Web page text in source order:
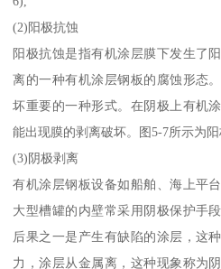
(2)阳极抗蚀
阳极抗蚀是指有机涂层膜下发生了
离的一种有机涂层钢板的腐蚀形态
坏重要的一种形式。在阴极上有机
能出现膜的剥离破坏。图5-7所示为阳
(3)阴极剥离
有机涂层钢板设备如船舶、海上平
大型槽罐的内壁常采用阴极保护手
后果之一是产生有缺陷的涂层，这
力，涂层从金属离，这种现象称为